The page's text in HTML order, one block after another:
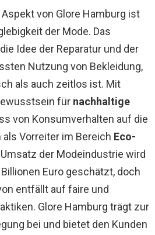
von Glore Hamburg ist
der Mode. Das
Idee der Reparatur und der
Nutzung von Bekleidung,
als auch zeitlos ist. Mit
für nachhaltige
von Konsumverhalten auf die
Vorreiter im Bereich Eco-
der Modeindustrie wird
Euro geschätzt, doch
entfällt auf faire und
Glore Hamburg trägt zur
bei und bietet den Kunden